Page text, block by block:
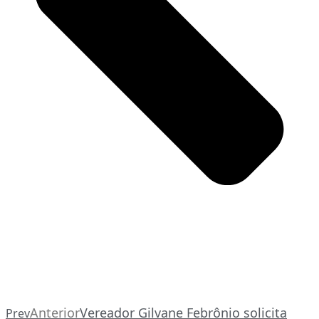
PrevAnteriorVereador Gilvane Febrônio solicita